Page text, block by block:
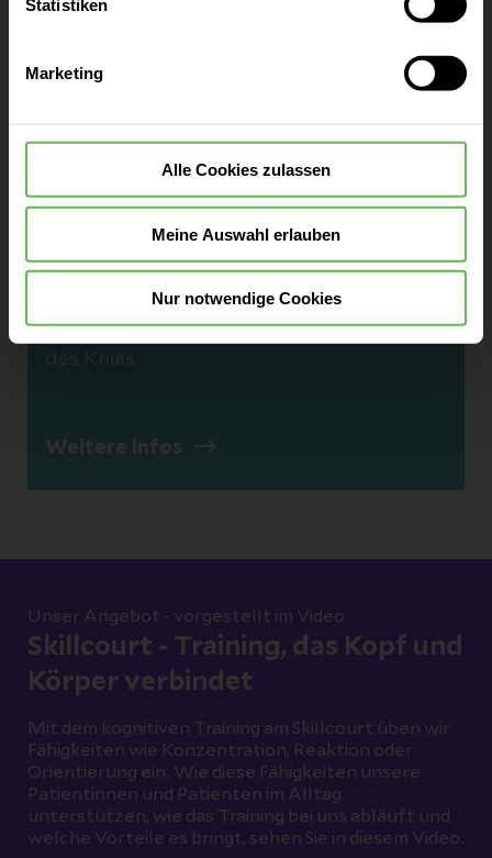
widerrufen.
Statistiken
Marketing
Alle Cookies zulassen
Meine Auswahl erlauben
Nur notwendige Cookies
Testungen nach Verletzungen und
Weitere Infos
Nach einer Endoprothese der Hüfte oder
des Knies
Weitere Infos
Unser Angebot - vorgestellt im Video
Skillcourt - Training, das Kopf und
Körper verbindet
Mit dem kognitiven Training am Skillcourt üben wir
Fähigkeiten wie Konzentration, Reaktion oder
Orientierung ein. Wie diese Fähigkeiten unsere
Patientinnen und Patienten im Alltag
unterstützen, wie das Training bei uns abläuft und
welche Vorteile es bringt, sehen Sie in diesem Video.